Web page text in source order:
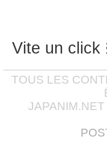
Vite un click
TOUS LES